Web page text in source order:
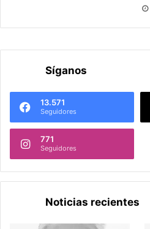
Síganos
13.571
Seguidores
771
Seguidores
Noticias recientes